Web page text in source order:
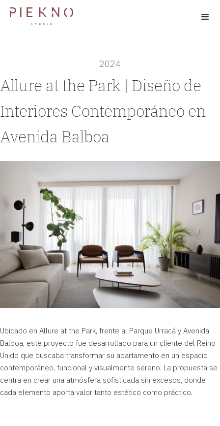
2024
Allure at the Park | Diseño de
Interiores Contemporáneo en
Avenida Balboa
Ubicado en Allure at the Park, frente al Parque Urracá y Avenida
Balboa, este proyecto fue desarrollado para un cliente del Reino
Unido que buscaba transformar su apartamento en un espacio
contemporáneo, funcional y visualmente sereno. La propuesta se
centra en crear una atmósfera sofisticada sin excesos, donde
cada elemento aporta valor tanto estético como práctico.